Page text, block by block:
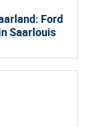
Ford
Saarlouis